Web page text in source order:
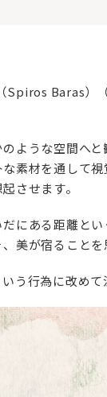
Spiros Baras
ような空間へ
素材を通して
させます。
にある距離と
美が宿ることを
行為に改め